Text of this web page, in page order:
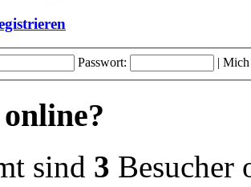
Passwort: | Mich
sind 3 Besucher